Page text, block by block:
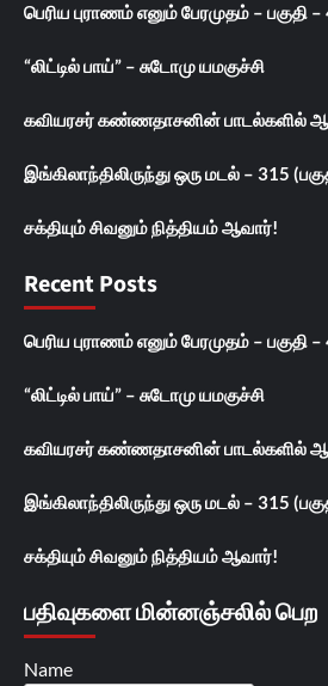
பெரிய புராணம் எனும் பேரமுதம் – பகுதி –
“லிட்டில் பாய்” – சுடோமு யமகுச்சி
கவியரசர் கண்ணதாசனின் பாடல்களில்
இங்கிலாந்திலிருந்து ஒரு மடல் – 315
சக்தியும் சிவனும் நித்தியம் ஆவார்!
Recent Posts
பெரிய புராணம் எனும் பேரமுதம் – பகுதி –
“லிட்டில் பாய்” – சுடோமு யமகுச்சி
கவியரசர் கண்ணதாசனின் பாடல்களில்
இங்கிலாந்திலிருந்து ஒரு மடல் – 315
சக்தியும் சிவனும் நித்தியம் ஆவார்!
பதிவுகளை மின்னஞ்சலில் பெற
Name